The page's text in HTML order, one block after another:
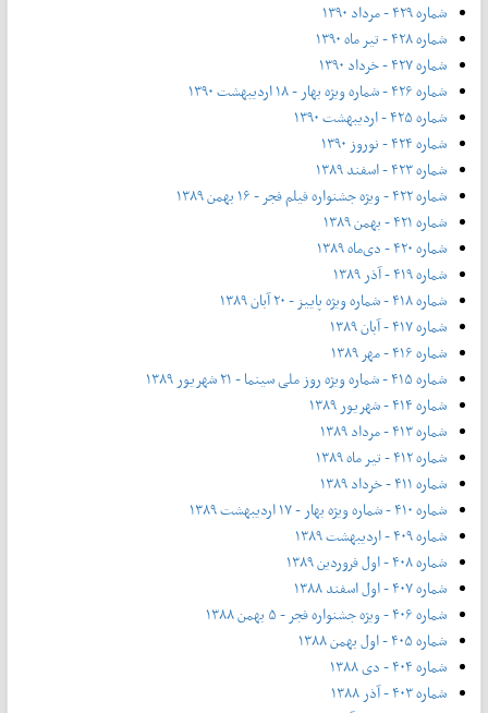
شماره ۴۲۹ - مرداد ۱۳۹۰
شماره ۴۲۸ - تیر ماه ۱۳۹۰
شماره ۴۲۷ - خرداد ۱۳۹۰
شماره ۴۲۶ - شماره ویژه بهار - ۱۸ اردیبهشت ۱۳۹۰
شماره ۴۲۵ - اردیبهشت ۱۳۹۰
شماره ۴۲۴ - نوروز ۱۳۹۰
شماره ۴۲۳ - اسفند ۱۳۸۹
شماره ۴۲۲ - ویژه جشنواره فیلم فجر - ۱۶ بهمن ۱۳۸۹
شماره ۴۲۱ - بهمن ۱۳۸۹
شماره ۴۲۰ - دی‌ماه ۱۳۸۹
شماره ۴۱۹ - آذر ۱۳۸۹
شماره ۴۱۸ - شماره ویژه پاییز - ۲۰ آبان ۱۳۸۹
شماره ۴۱۷ - آبان ۱۳۸۹
شماره ۴۱۶ - مهر ۱۳۸۹
شماره ۴۱۵ - شماره ویژه روز ملی سینما - ۲۱ شهریور ۱۳۸۹
شماره ۴۱۴ - شهریور ۱۳۸۹
شماره ۴۱۳ - مرداد ۱۳۸۹
شماره ۴۱۲ - تیر ماه ۱۳۸۹
شماره ۴۱۱ - خرداد ۱۳۸۹
شماره ۴۱۰ - شماره ویژه بهار - ۱۷ اردیبهشت ۱۳۸۹
شماره ۴۰۹ - اردیبهشت ۱۳۸۹
شماره ۴۰۸ - اول فروردین ۱۳۸۹
شماره ۴۰۷ - اول اسفند ۱۳۸۸
شماره ۴۰۶ - ویژه جشنواره فجر - ۵ بهمن ۱۳۸۸
شماره ۴۰۵ - اول بهمن ۱۳۸۸
شماره ۴۰۴ - دی ۱۳۸۸
شماره ۴۰۳ - آذر ۱۳۸۸